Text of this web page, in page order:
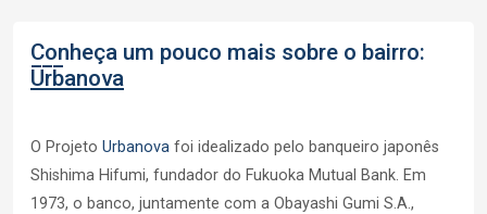
Conheça um pouco mais sobre o bairro:
Urbanova
O Projeto Urbanova foi idealizado pelo banqueiro japonês
Shishima Hifumi, fundador do Fukuoka Mutual Bank. Em
1973, o banco, juntamente com a Obayashi Gumi S.A.,